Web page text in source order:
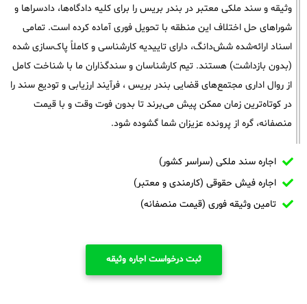
وثیقه و سند ملکی معتبر در بندر بریس را برای کلیه دادگاه‌ها، دادسراها و
شوراهای حل اختلاف این منطقه با تحویل فوری آماده کرده است. تمامی
اسناد ارائه‌شده شش‌دانگ، دارای تاییدیه کارشناسی و کاملاً پاک‌سازی شده
(بدون بازداشت) هستند. تیم کارشناسان و سندگذاران ما با شناخت کامل
از روال اداری مجتمع‌های قضایی بندر بریس ، فرآیند ارزیابی و تودیع سند را
در کوتاه‌ترین زمان ممکن پیش می‌برند تا بدون فوت وقت و با قیمت
منصفانه، گره از پرونده عزیزان شما گشوده شود.
اجاره سند ملکی (سراسر کشور)
اجاره فیش حقوقی (کارمندی و معتبر)
تامین وثیقه فوری (قیمت منصفانه)
ثبت درخواست اجاره وثیقه